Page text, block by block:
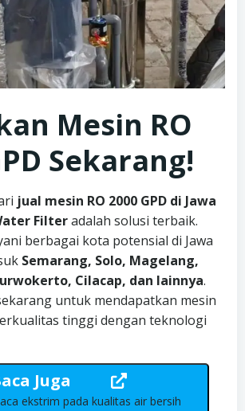
Mesin RO
Sekarang!
jual mesin RO 2000 GPD di Jawa
Filteradalah solusi terbaik.
berbagai kota potensial di Jawa
Semarang, Solo, Magelang,
Cilacap, dan lainnya.
untuk mendapatkan mesin
tinggi dengan teknologi
Juga
ekstrim pada kualitas air bersih